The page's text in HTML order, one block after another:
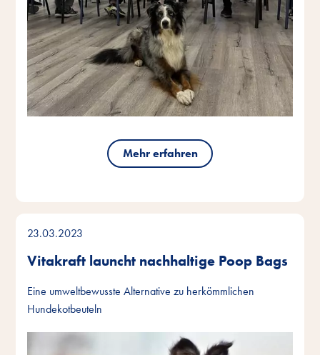
Mehr erfahren
23.03.2023
Vitakraft launcht nachhaltige Poop Bags
Eine umweltbewusste Alternative zu herkömmlichen
Hundekotbeuteln